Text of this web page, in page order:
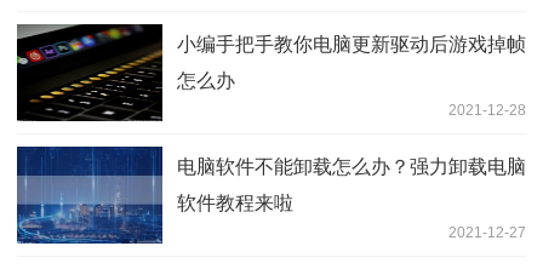
小编手把手教你电脑更新驱动后游戏掉帧
怎么办
2021-12-28
电脑软件不能卸载怎么办？强力卸载电脑
软件教程来啦
2021-12-27